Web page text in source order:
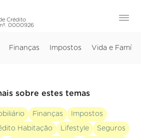
Crédito
0000926
Finanças Impostos Vida e Família
sobre estes temas
Finanças Impostos
Habitação Lifestyle Seguros